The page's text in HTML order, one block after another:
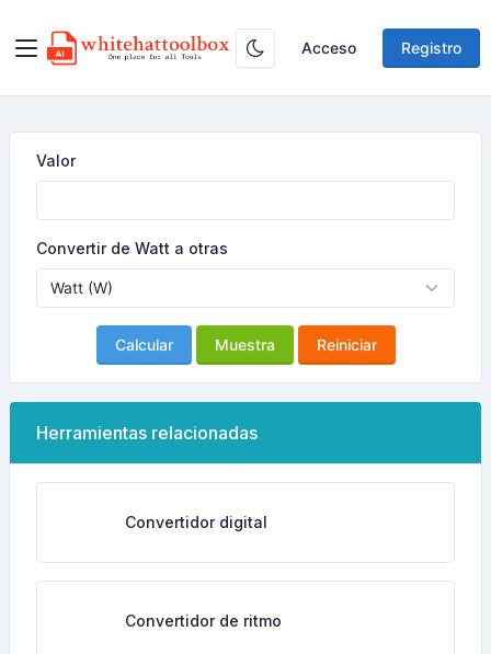
Acceso Registro
Valor
Convertir de Watt a otras
Calcular Muestra Reiniciar
Herramientas relacionadas
Convertidor digital
Convertidor de ritmo